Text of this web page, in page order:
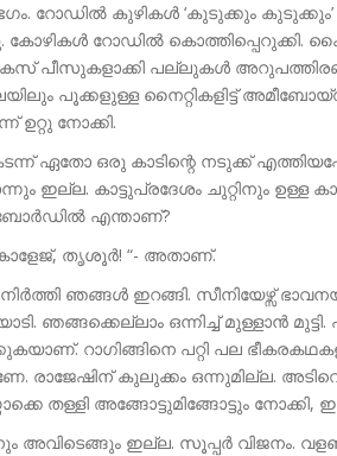
റോഡിൽ കുഴികൾ ‘കുടുക്കും
കോഴികൾ റോഡിൽ കൊത്തിപ്പെറുക്കി.
പീസുകളാക്കി പല്ലുകൾ
പൂക്കളുള്ള നൈറ്റികളിട്ട്
ഉറ്റു നോക്കി.
ഏതോ ഒരു കാടിന്റെ നടുക്ക്
ഇല്ല. കാട്ടുപ്രദേശം ചുറ്റിനും ഉള്ള
ബോർഡിൽ എന്താണ്?
തൃശൂർ! “- അതാണ്.
നിർത്തി ഞങ്ങൾ ഇറങ്ങി. സീനിയേഴ്സ്
ഞങ്ങക്കെല്ലാം ഒന്നിച്ച് മുള്ളാൻ
റാഗിങ്ങിനെ പറ്റി പല
രാജേഷിന് കുലുക്കം ഒന്നുമില്ല.
തള്ളി അങ്ങോട്ടുമിങ്ങോട്ടും നോക്കി,
അവിടെങ്ങും ഇല്ല. സൂപ്പർ വിജനം.